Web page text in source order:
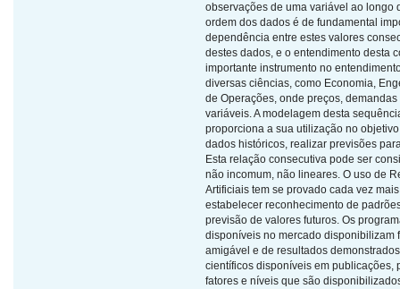
observações de uma variável ao longo
ordem dos dados é de fundamental
dependência entre estes valores
destes dados, e o entendimento desta
importante instrumento no
diversas ciências, como Economia,
de Operações, onde preços,
variáveis. A modelagem desta
proporciona a sua utilização no
dados históricos, realizar previsões
Esta relação consecutiva pode ser
não incomum, não lineares. O uso de
Artificiais tem se provado cada vez
estabelecer reconhecimento de
previsão de valores futuros. Os
disponíveis no mercado disponibilizam
amigável e de resultados
científicos disponíveis em publicações,
fatores e níveis que são